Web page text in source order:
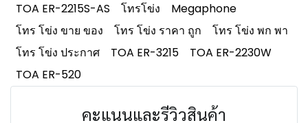
TOA ER-2215S-AS โทรโข่ง
Megaphone
โทร โข่ง ขาย ของ
โทร โข่ง ราคา ถูก
โทร โข่ง พก พา
โทร โข่ง ประกาศ
TOA ER-3215
TOA ER-2230W
TOA ER-520
คะแนนและรีวิวสินค้า